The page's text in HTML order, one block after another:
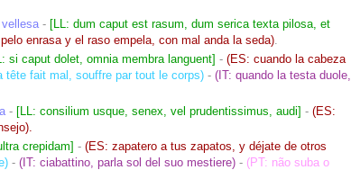
- [LL: dum caput est rasum, dum serica texta pilosa, et
enrasa y el raso empela, con mal anda la seda).
si caput dolet, omnia membra languent] - (ES: cuando la cabeza
tête fait mal, souffre par tout le corps) - (IT: quando la testa duole,
- [LL: consilium usque, senex, vel prudentissimus, audi] - (ES:
crepidam] - (ES: zapatero a tus zapatos, y déjate de otros
- (IT: ciabattino, parla sol del suo mestiere) - (PT: não suba o